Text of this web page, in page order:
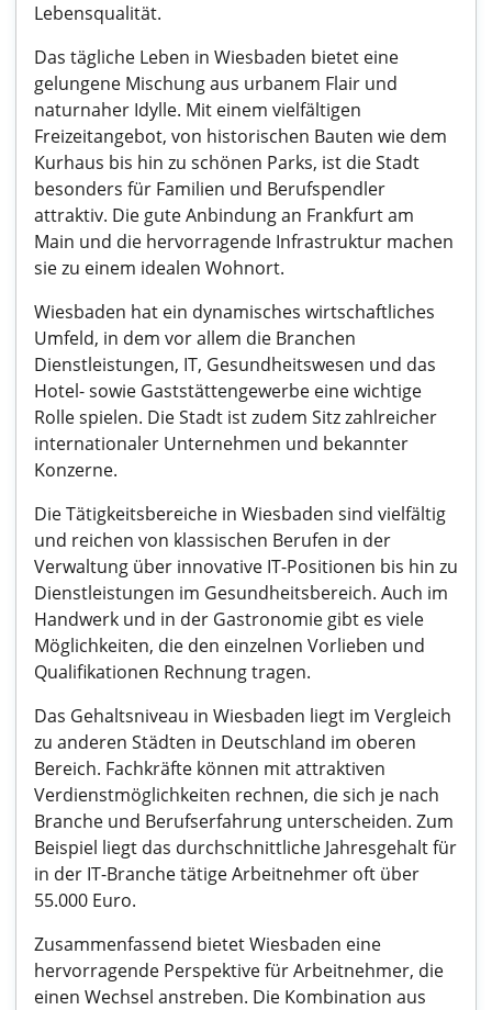
Lebensqualität.
Das tägliche Leben in Wiesbaden bietet eine
gelungene Mischung aus urbanem Flair und
naturnaher Idylle. Mit einem vielfältigen
Freizeitangebot, von historischen Bauten wie dem
Kurhaus bis hin zu schönen Parks, ist die Stadt
besonders für Familien und Berufspendler
attraktiv. Die gute Anbindung an Frankfurt am
Main und die hervorragende Infrastruktur machen
sie zu einem idealen Wohnort.
Wiesbaden hat ein dynamisches wirtschaftliches
Umfeld, in dem vor allem die Branchen
Dienstleistungen, IT, Gesundheitswesen und das
Hotel- sowie Gaststättengewerbe eine wichtige
Rolle spielen. Die Stadt ist zudem Sitz zahlreicher
internationaler Unternehmen und bekannter
Konzerne.
Die Tätigkeitsbereiche in Wiesbaden sind vielfältig
und reichen von klassischen Berufen in der
Verwaltung über innovative IT-Positionen bis hin zu
Dienstleistungen im Gesundheitsbereich. Auch im
Handwerk und in der Gastronomie gibt es viele
Möglichkeiten, die den einzelnen Vorlieben und
Qualifikationen Rechnung tragen.
Das Gehaltsniveau in Wiesbaden liegt im Vergleich
zu anderen Städten in Deutschland im oberen
Bereich. Fachkräfte können mit attraktiven
Verdienstmöglichkeiten rechnen, die sich je nach
Branche und Berufserfahrung unterscheiden. Zum
Beispiel liegt das durchschnittliche Jahresgehalt für
in der IT-Branche tätige Arbeitnehmer oft über
55.000 Euro.
Zusammenfassend bietet Wiesbaden eine
hervorragende Perspektive für Arbeitnehmer, die
einen Wechsel anstreben. Die Kombination aus